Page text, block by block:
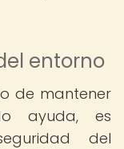
entorno
de mantener
ayuda, es
del